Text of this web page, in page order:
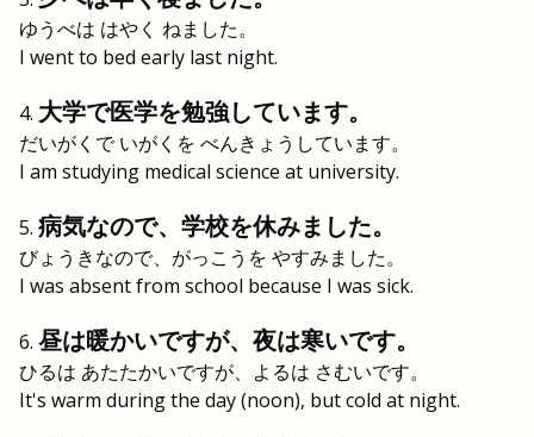
ゆうべは はやく ねました。
I went to bed early last night.
大学で医学を勉強しています。
だいがくで いがくを べんきょうしています。
I am studying medical science at university.
病気なので、学校を休みました。
びょうきなので、がっこうを やすみました。
I was absent from school because I was sick.
昼は暖かいですが、夜は寒いです。
ひるは あたたかいですが、よるは さむいです。
It's warm during the day (noon), but cold at night.